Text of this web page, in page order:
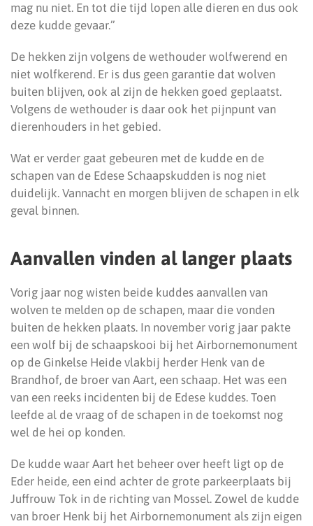
mag nu niet. En tot die tijd lopen alle dieren en dus ook
deze kudde gevaar.”
De hekken zijn volgens de wethouder wolfwerend en
niet wolfkerend. Er is dus geen garantie dat wolven
buiten blijven, ook al zijn de hekken goed geplaatst.
Volgens de wethouder is daar ook het pijnpunt van
dierenhouders in het gebied.
Wat er verder gaat gebeuren met de kudde en de
schapen van de Edese Schaapskudden is nog niet
duidelijk. Vannacht en morgen blijven de schapen in elk
geval binnen.
Aanvallen vinden al langer plaats
Vorig jaar nog wisten beide kuddes aanvallen van
wolven te melden op de schapen, maar die vonden
buiten de hekken plaats. In november vorig jaar pakte
een wolf bij de schaapskooi bij het Airbornemonument
op de Ginkelse Heide vlakbij herder Henk van de
Brandhof, de broer van Aart, een schaap. Het was een
van een reeks incidenten bij de Edese kuddes. Toen
leefde al de vraag of de schapen in de toekomst nog
wel de hei op konden.
De kudde waar Aart het beheer over heeft ligt op de
Eder heide, een eind achter de grote parkeerplaats bij
Juffrouw Tok in de richting van Mossel. Zowel de kudde
van broer Henk bij het Airbornemonument als zijn eigen